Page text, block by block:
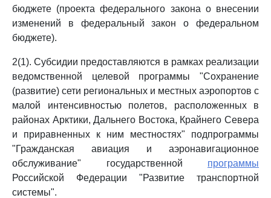
бюджете (проекта федерального закона о внесении
изменений в федеральный закон о федеральном
бюджете).
2(1). Субсидии предоставляются в рамках реализации
ведомственной целевой программы "Сохранение
(развитие) сети региональных и местных аэропортов с
малой интенсивностью полетов, расположенных в
районах Арктики, Дальнего Востока, Крайнего Севера
и приравненных к ним местностях" подпрограммы
"Гражданская авиация и аэронавигационное
обслуживание" государственной программы
Российской Федерации "Развитие транспортной
системы".